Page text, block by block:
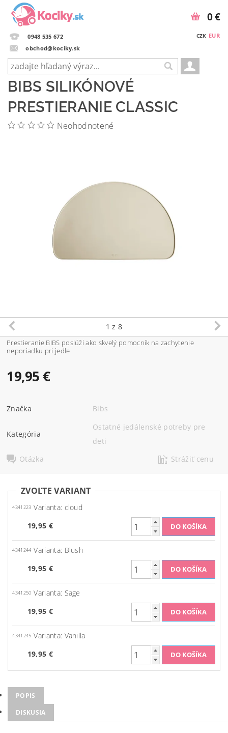
0948 535 672
obchod@kociky.sk
CZK EUR
0 €
BIBS SILIKÓNOVÉ
PRESTIERANIE CLASSIC
Neohodnotené
1 z 8
Prestieranie BIBS poslúži ako skvelý pomocník na zachytenie
neporiadku pri jedle.
19,95 €
Značka Bibs
Kategória
Ostatné jedálenské potreby pre
deti
Otázka
Strážiť cenu
ZVOĽTE VARIANT
4341223 Varianta: cloud
19,95 €
4341244 Varianta: Blush
19,95 €
4341250 Varianta: Sage
19,95 €
4341245 Varianta: Vanilla
19,95 €
POPIS
DISKUSIA